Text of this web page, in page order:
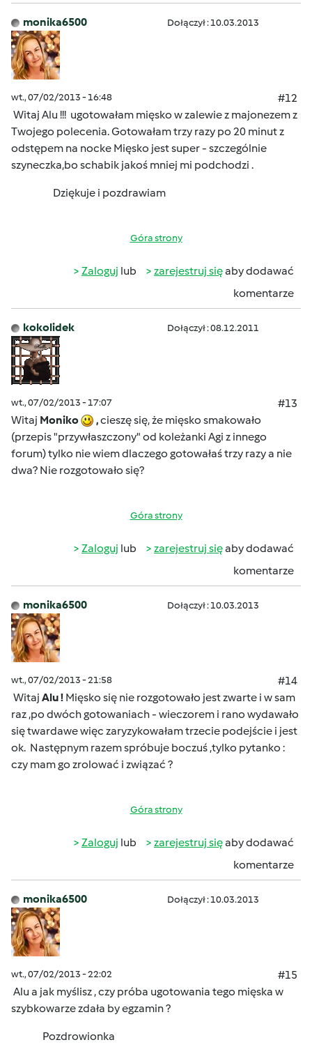
monika6500 Dołączył : 10.03.2013
wt., 07/02/2013 - 16:48
#12
Witaj Alu !!! ugotowałam mięsko w zalewie z majonezem z
Twojego polecenia. Gotowałam trzy razy po 20 minut z
odstępem na nocke Mięsko jest super - szczególnie
szyneczka,bo schabik jakoś mniej mi podchodzi .
Dziękuje i pozdrawiam
Góra strony
Zaloguj lub zarejestruj sięaby dodawać
komentarze
kokolidek Dołączył : 08.12.2011
wt., 07/02/2013 - 17:07
#13
Witaj Moniko ,cieszę się, że mięsko smakowało
(przepis "przywłaszczony" od koleżanki Agi z innego
forum) tylko nie wiem dlaczego gotowałaś trzy razy a nie
dwa? Nie rozgotowało się?
Góra strony
Zaloguj lub zarejestruj sięaby dodawać
komentarze
monika6500 Dołączył : 10.03.2013
wt., 07/02/2013 - 21:58
#14
Witaj Alu ! Mięsko się nie rozgotowało jest zwarte i w sam
raz ,po dwóch gotowaniach - wieczorem i rano wydawało
się twardawe więc zaryzykowałam trzecie podejście i jest
ok. Następnym razem spróbuje boczuś ,tylko pytanko :
czy mam go zrolować i związać ?
Góra strony
Zaloguj lub zarejestruj sięaby dodawać
komentarze
monika6500 Dołączył : 10.03.2013
wt., 07/02/2013 - 22:02
#15
Alu a jak myślisz , czy próba ugotowania tego mięska w
szybkowarze zdała by egzamin ?
Pozdrowionka